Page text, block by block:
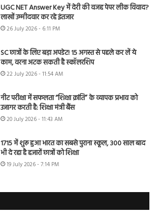
UGC NET Answer Key में देरी की वजह पेपर लीक विवाद?
लाखों उम्मीदवार कर रहे इंतजार
26 July 2026 - 6:11 PM
SC छात्रों के लिए बड़ा अपडेट! 15 अगस्त से पहले कर लें ये
काम, वरना अटक सकती है स्कॉलरशिप
22 July 2026 - 11:54 AM
नीट परीक्षा में सफलता “शिक्षा क्रांति” के व्यापक प्रभाव को
उजागर करती है: शिक्षा मंत्री बैंस
20 July 2026 - 11:43 AM
1715 में शुरू हुआ भारत का सबसे पुराना स्कूल, 300 साल बाद
भी दे रहा है हजारों छात्रों को शिक्षा
19 July 2026 - 7:14 PM